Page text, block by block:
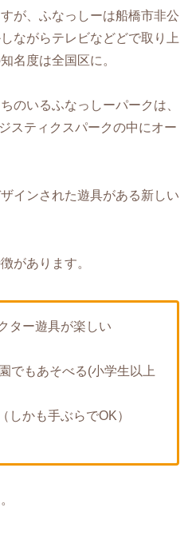
が、ふなっしーは船橋市非公
ながらテレビなどどで取り上
名度は全国区に。
のいるふなっしーパークは、
スティクスパークの中にオー
インされた遊具がある新しい
があります。
ター遊具が楽しい
でもあそべる(小学生以上
しかも手ぶらでOK）